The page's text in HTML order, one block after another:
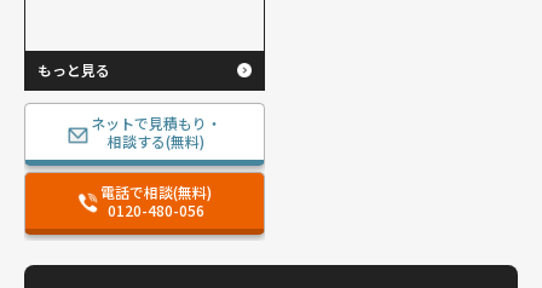
もっと見る
ネットで見積もり・
相談する(無料)
電話で相談(無料)
0120-480-056